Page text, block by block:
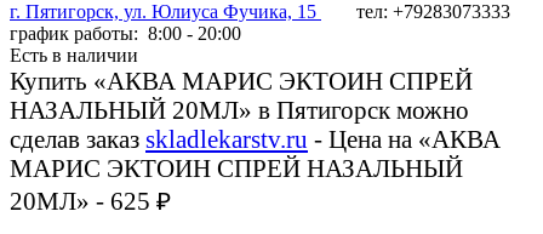
г. Пятигорск, ул. Юлиуса Фучика, 15
тел: +79283073333
график работы: 8:00 - 20:00
Есть в наличии
Купить «АКВА МАРИС ЭКТОИН СПРЕЙ
НАЗАЛЬНЫЙ 20МЛ» в Пятигорск можно
сделав заказ skladlekarstv.ru - Цена на «АКВА
МАРИС ЭКТОИН СПРЕЙ НАЗАЛЬНЫЙ
20МЛ» - 625 ₽